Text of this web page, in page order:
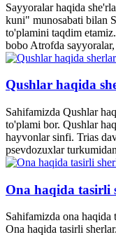
Sayyoralar haqida
kuni" munosabati bilan
to'plamini taqdim
bobo Atrofda
Qushlar haqida
Sahifamizda Qushlar
to'plami bor. Qushlar
hayvonlar sinfi. Trias
psevdozuxlar
Ona haqida tasirli
Sahifamizda ona haqida
Ona haqida tasirli